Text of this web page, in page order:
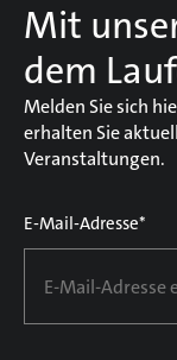
Mit
dem
Melden Sie sich
erhalten Sie
Veranstaltungen.
E-Mail-Adresse*